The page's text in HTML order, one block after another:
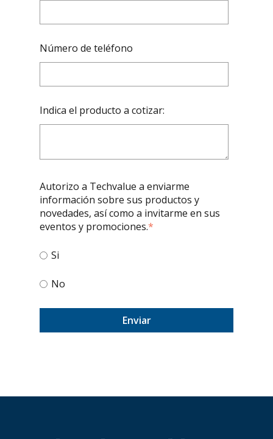
Número de teléfono
Indica el producto a cotizar:
Autorizo a Techvalue a enviarme
información sobre sus productos y
novedades, así como a invitarme en sus
eventos y promociones.*
Si
No